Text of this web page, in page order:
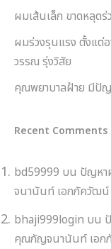
ผมเส้นเล็ก ขาดหลุดร่
ผมร่วงรุนแรง ตั้งแต่
วรรณ รุ่งวิสัย
คุณพยาบาลฝ้าย มีปัญ
Recent Comments
bd59999 บน ปัญหา
จนานันท์ เอกภัควัฒน์
bhaji999login บน
คุณกัญจนานันท์ เอก